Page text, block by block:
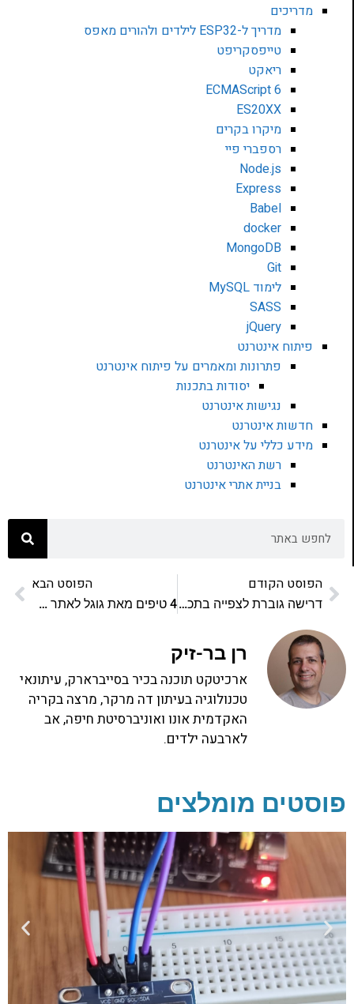
מדריכים
מדריך ל-ESP32 לילדים ולהורים מאפס
טייפסקריפט
ריאקט
ECMAScript 6
ES20XX
מיקרו בקרים
רספברי פיי
Node.js
Express
Babel
docker
MongoDB
Git
לימוד MySQL
SASS
jQuery
פיתוח אינטרנט
פתרונות ומאמרים על פיתוח אינטרנט
יסודות בתכנות
נגישות אינטרנט
חדשות אינטרנט
מידע כללי על אינטרנט
רשת האינטרנט
בניית אתרי אינטרנט
הפוסט הקודם
דרישה גוברת לצפייה בתכני וידאו ברשת מהסלולרי והמחשב הנייד
הפוסט הבא
4 טיפים מאת גוגל לאתר אינטרנט מוצלח
רן בר-זיק
ארכיטקט תוכנה בכיר בסייברארק, עיתונאי
טכנולוגיה בעיתון דה מרקר, מרצה בקריה
האקדמית אונו ואוניברסיטת חיפה, אב
לארבעה ילדים.
פוסטים מומלצים